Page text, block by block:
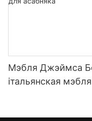
Мэбля Джэймса
італьянская